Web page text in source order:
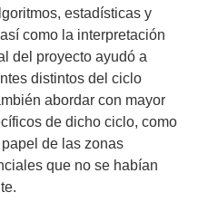
estadísticas y
como la interpretación
del proyecto ayudó a
distintos del ciclo
abordar con mayor
de dicho ciclo, como
de las zonas
que no se habían